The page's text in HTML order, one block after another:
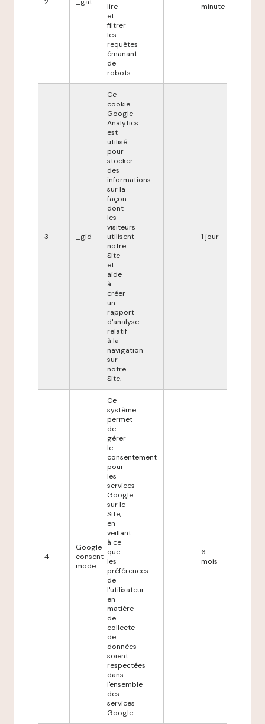
lire
et
filtrer
les
requêtes
émanant
de
robots.
minute
3 _gid
Ce
cookie
Google
Analytics
est
utilisé
pour
stocker
des
informations
sur la
façon
dont
les
visiteurs
utilisent
notre
Site
et
aide
à
créer
un
rapport
d'analyse
relatif
à la
navigation
sur
notre
Site.
1 jour
4
Google
consent
mode
Ce
système
permet
de
gérer
le
consentement
pour
les
services
Google
sur le
Site,
en
veillant
à ce
que
les
préférences
de
l'utilisateur
en
matière
de
collecte
de
données
soient
respectées
dans
l'ensemble
des
services
Google.
6
mois